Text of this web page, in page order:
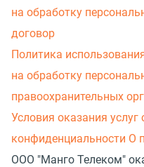
на обработку
договор
Политика
на обработку
правоохранительных
Условия оказания услуг
конфиденциальности О
ООО "Манго Телеком"